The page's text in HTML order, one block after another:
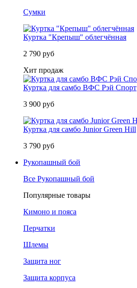
Сумки
Куртка "Крепыш" облегчённая
2 790 руб
Хит продаж
Куртка для самбо ВФС Рэй Спорт
3 900 руб
Куртка для самбо Junior Green Hill
3 790 руб
Рукопашный бой
Все Рукопашный бой
Популярные товары
Кимоно и пояса
Перчатки
Шлемы
Защита ног
Защита корпуса